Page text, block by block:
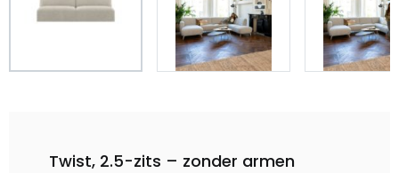
Twist, 2.5-zits – zonder armen